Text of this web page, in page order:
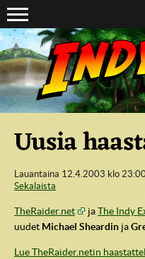
Suoraan sisältöön
Uusia
Lauantaina 12.4.2003 klo 23:00
Sekalaista
TheRaider.net jaThe Indy
uudet Michael Sheardin ja
Lue TheRaider.netin